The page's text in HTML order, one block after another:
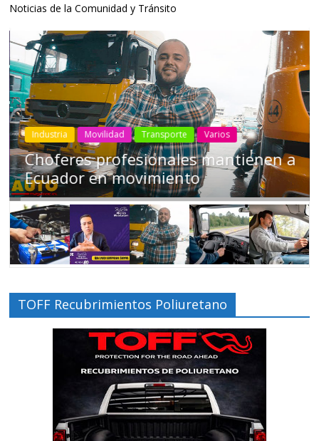
Noticias de la Comunidad y Tránsito
Industria Movilidad Transporte Varios
Choferes profesionales mantienen a
Ecuador en movimiento
TOFF Recubrimientos Poliuretano